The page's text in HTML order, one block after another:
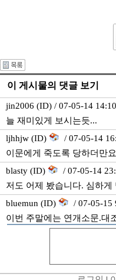
이 게시물의 댓글 보기
jin2006 (ID) / 07-05-14
늘 재미있게 보시는듯...
ljhhjw (ID)
/ 07-05-14
이문에게 죽도록 당하더만요
blasty (ID)
/ 07-05-14
저도 어제 봤습니다. 심하게
bluemun (ID)
/ 07-05-15
이번 주말에는 연개소문.대